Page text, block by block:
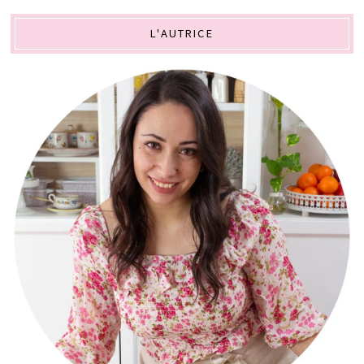
L'AUTRICE